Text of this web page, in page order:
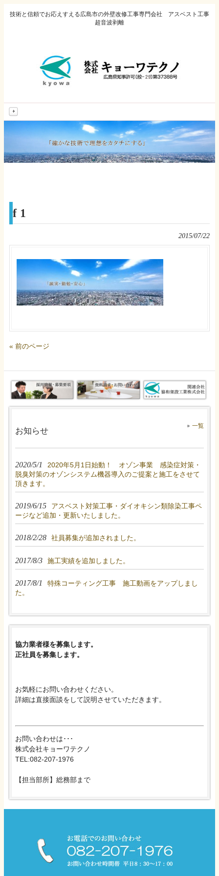
技術と信頼でお応えすえる広島市の外壁改修工事専門会社 アスベスト工事
超音波剥離
f1
2015/07/22
« 前のページ
お知らせ
一覧
2020/5/1
2020年5月1日始動！ オゾン事業 感染症対策・
脱臭対策のオゾンシステム機器導入のご提案と施工をさせて
頂きます。
2019/6/15
アスベスト対策工事・ダイオキシン類除染工事ペ
ージなど追加・更新いたしました。
2018/2/28 社員募集が追加されました。
2017/8/3 施工実績を追加しました。
2017/8/1
特殊コーティング工事 施工動画をアップしまし
た。
協力業者様を募集します。
正社員を募集します。
お気軽にお問い合わせください。
詳細は直接面談をして説明させていただきます。
お問い合わせは･･･
株式会社キョーワテクノ
TEL:082-207-1976
【担当部所】総務部まで